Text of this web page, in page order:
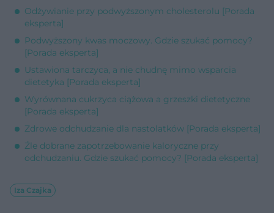
Odżywianie przy podwyższonym cholesterolu [Porada
eksperta]
Podwyższony kwas moczowy. Gdzie szukać pomocy?
[Porada eksperta]
Ustawiona tarczyca, a nie chudnę mimo wsparcia
dietetyka [Porada eksperta]
Wyrównana cukrzyca ciążowa a grzeszki dietetyczne
[Porada eksperta]
Zdrowe odchudzanie dla nastolatków [Porada eksperta]
Źle dobrane zapotrzebowanie kaloryczne przy
odchudzaniu. Gdzie szukać pomocy? [Porada eksperta]
Iza Czajka